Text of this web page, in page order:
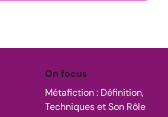
On focus
Métafiction : Définition,
Techniques et Son Rôle